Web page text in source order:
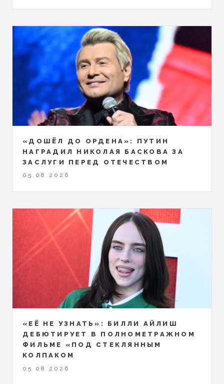
«ДОШЁЛ ДО ОРДЕНА»: ПУТИН
НАГРАДИЛ НИКОЛАЯ БАСКОВА ЗА
ЗАСЛУГИ ПЕРЕД ОТЕЧЕСТВОМ
05.08.2026
«ЕЁ НЕ УЗНАТЬ»: БИЛЛИ АЙЛИШ
ДЕБЮТИРУЕТ В ПОЛНОМЕТРАЖНОМ
ФИЛЬМЕ «ПОД СТЕКЛЯННЫМ
КОЛПАКОМ
05.08.2026